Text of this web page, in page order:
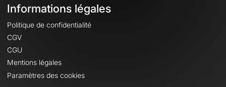
Informations légales
Politique de confidentialité
CGV
CGU
Mentions légales
Paramètres des cookies